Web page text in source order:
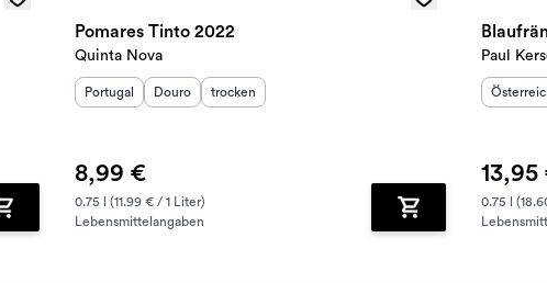
Zum Warenkorb hinzufügen
Pomares Tinto 2022
Quinta Nova
Herkunftsland:
Portugal Herkunftsregion:
Douro Geschmack
trocken
8,99 €
0.75 l (11.99 € / 1 Liter)
Lebensmittelangaben
Zum Warenkorb
Paul
13,95
0.75 l